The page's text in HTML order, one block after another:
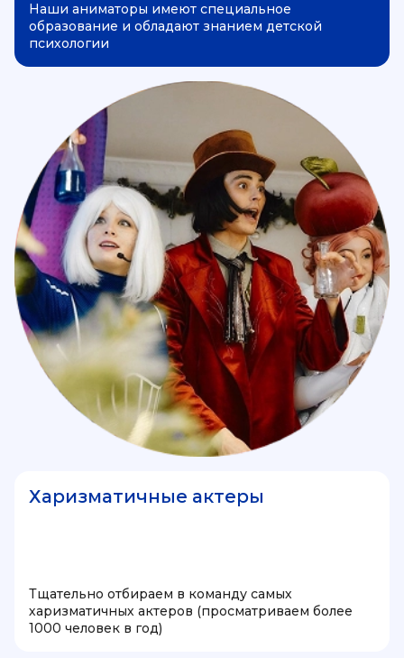
Наши аниматоры имеют специальное
образование и обладают знанием детской
психологии
Харизматичные актеры
Тщательно отбираем в команду самых
харизматичных актеров (просматриваем более
1000 человек в год)